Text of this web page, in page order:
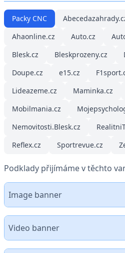
Packy CNC
Ahaonline.cz
Auto.cz
Blesk.cz
Bleskprozeny.cz
Doupe.cz
e15.cz
Lideazeme.cz
Maminka.cz
Mobilmania.cz
Nemovitosti.Blesk.cz
Reflex.cz
Sportrevue.cz
Podklady přijímáme v těchto
Image banner
Video banner